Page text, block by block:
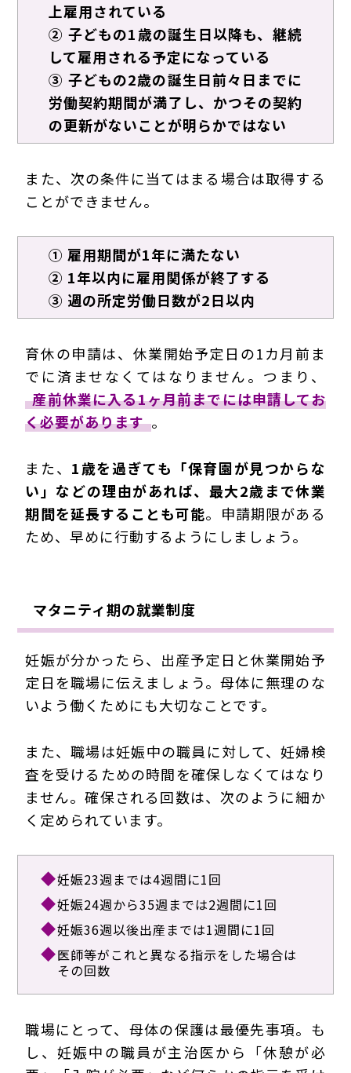
上雇用されている
② 子どもの1歳の誕生日以降も、継続
して雇用される予定になっている
③ 子どもの2歳の誕生日前々日までに
労働契約期間が満了し、かつその契約
の更新がないことが明らかではない
また、次の条件に当てはまる場合は取得する
ことができません。
① 雇用期間が1年に満たない
② 1年以内に雇用関係が終了する
③ 週の所定労働日数が2日以内
育休の申請は、休業開始予定日の1カ月前ま
でに済ませなくてはなりません。つまり、
産前休業に入る1ヶ月前までには申請してお
く必要があります 。
また、 1歳を過ぎても「保育園が見つからな
い」などの理由があれば、最大2歳まで休業
期間を延長することも可能。申請期限がある
ため、早めに行動するようにしましょう。
マタニティ期の就業制度
妊娠が分かったら、出産予定日と休業開始予
定日を職場に伝えましょう。母体に無理のな
いよう働くためにも大切なことです。
また、職場は妊娠中の職員に対して、妊婦検
査を受けるための時間を確保しなくてはなり
ません。確保される回数は、次のように細か
く定められています。
妊娠23週までは4週間に1回
妊娠24週から35週までは2週間に1回
妊娠36週以後出産までは1週間に1回
医師等がこれと異なる指示をした場合は
その回数
職場にとって、母体の保護は最優先事項。も
し、妊娠中の職員が主治医から「休憩が必